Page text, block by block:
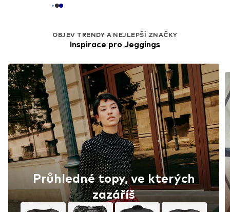
OBJEV TRENDY A NEJLEPŠÍ ZNAČKY
Inspirace pro Jeggings
Průhledné topy, ve kterých
zazáříš